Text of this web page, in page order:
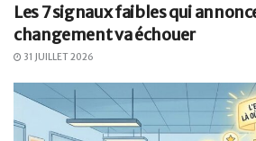
Les 7 signaux faibles qui
changement va échouer
31 JUILLET 2026